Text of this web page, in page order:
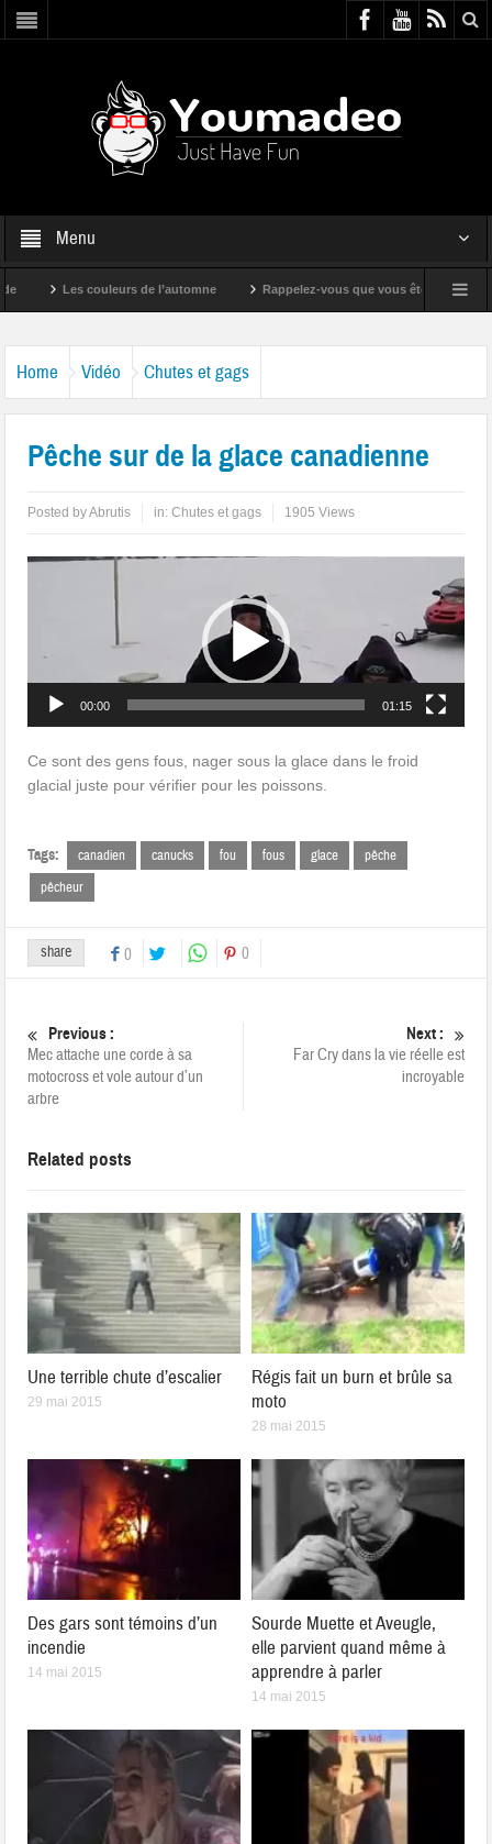
Menu
Les couleurs de l’automne Rappelez-vous que vous êtes super !
Home Vidéo Chutes et gags
Pêche sur de la glace canadienne
Posted byAbrutis in:Chutes et gags 1905 Views
Lecteur
00:00 01:15
Ce sont des gens fous, nager sous la glace dans le froid
glacial juste pour vérifier pour les poissons.
Tags: canadien canucks fou fous glace
pêche
pêcheur
share 0 0
Previous :
Mec attache une corde à sa
motocross et vole autour d’un
arbre
Next :
Far Cry dans la vie réelle est
incroyable
Related posts
Une terrible chute d’escalier
29 mai 2015
Régis fait un burn et brûle sa
moto
28 mai 2015
Des gars sont témoins d’un
incendie
14 mai 2015
Sourde Muette et Aveugle,
elle parvient quand même à
apprendre à parler
14 mai 2015